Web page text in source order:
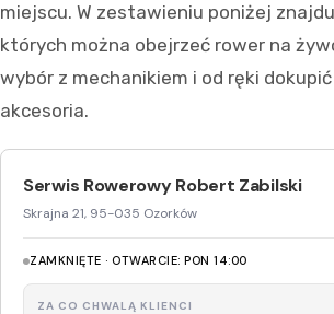
miejscu. W zestawieniu poniżej
których można obejrzeć rower na
wybór z mechanikiem i od ręki
akcesoria.
Serwis Rowerowy Robert Zabilski
Skrajna 21, 95-035 Ozorków
ZAMKNIĘTE · OTWARCIE: PON 14:00
ZA CO CHWALĄ KLIENCI